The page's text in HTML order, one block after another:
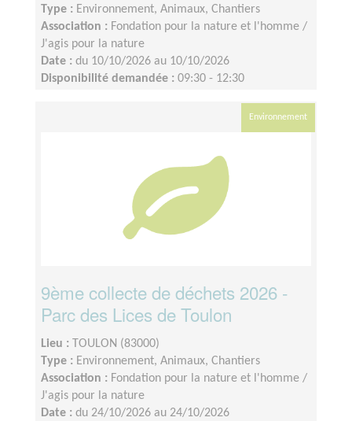
Type : Environnement, Animaux, Chantiers
Association : Fondation pour la nature et l'homme /
J'agis pour la nature
Date : du 10/10/2026 au 10/10/2026
Disponibilité demandée : 09:30 - 12:30
Environnement
9ème collecte de déchets 2026 -
Parc des Lices de Toulon
Lieu :
TOULON (83000)
Type : Environnement, Animaux, Chantiers
Association : Fondation pour la nature et l'homme /
J'agis pour la nature
Date : du 24/10/2026 au 24/10/2026